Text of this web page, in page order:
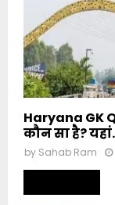
Haryana GK
कौन सा है?
by Sahab Ram